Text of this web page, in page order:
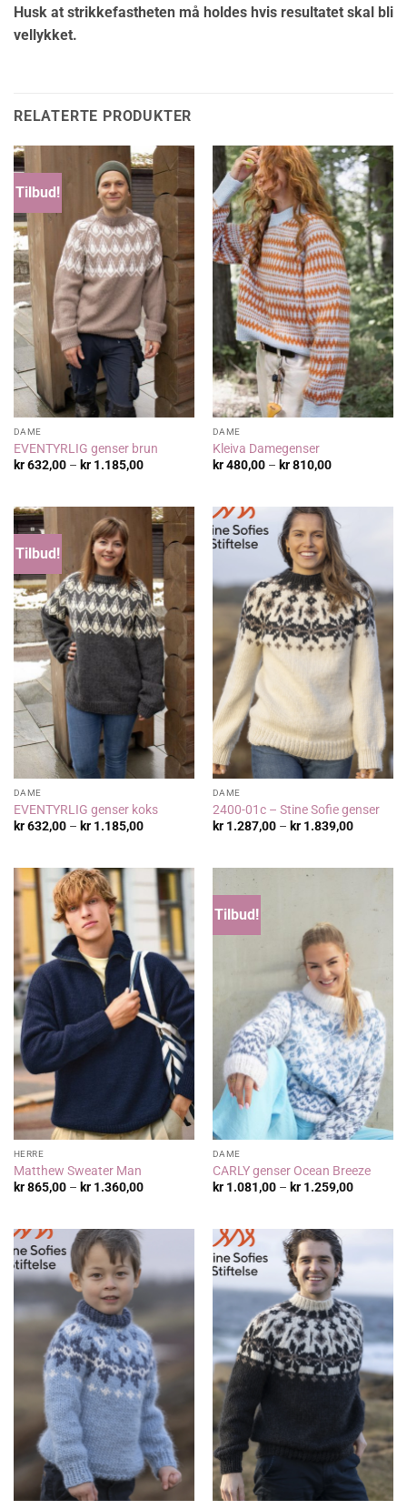
Husk at strikkefastheten må holdes hvis resultatet skal bli
vellykket.
RELATERTE PRODUKTER
Tilbud!
DAME
EVENTYRLIG genser brun
kr632,00 – kr1.185,00Prisområde:
DAME
Kleiva Damegenser
kr480,00 – kr810,00Prisområde:
Tilbud!
DAME
EVENTYRLIG genser koks
kr632,00 – kr1.185,00Prisområde:
DAME
2400-01c – Stine Sofie genser
kr1.287,00 – kr1.839,00
HERRE
Matthew Sweater Man
kr865,00 – kr1.360,00Prisområde:
Tilbud!
DAME
CARLY genser Ocean Breeze
kr1.081,00 – kr1.259,00